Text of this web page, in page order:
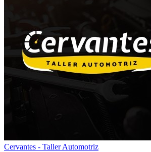
Cervantes - Taller Automotriz